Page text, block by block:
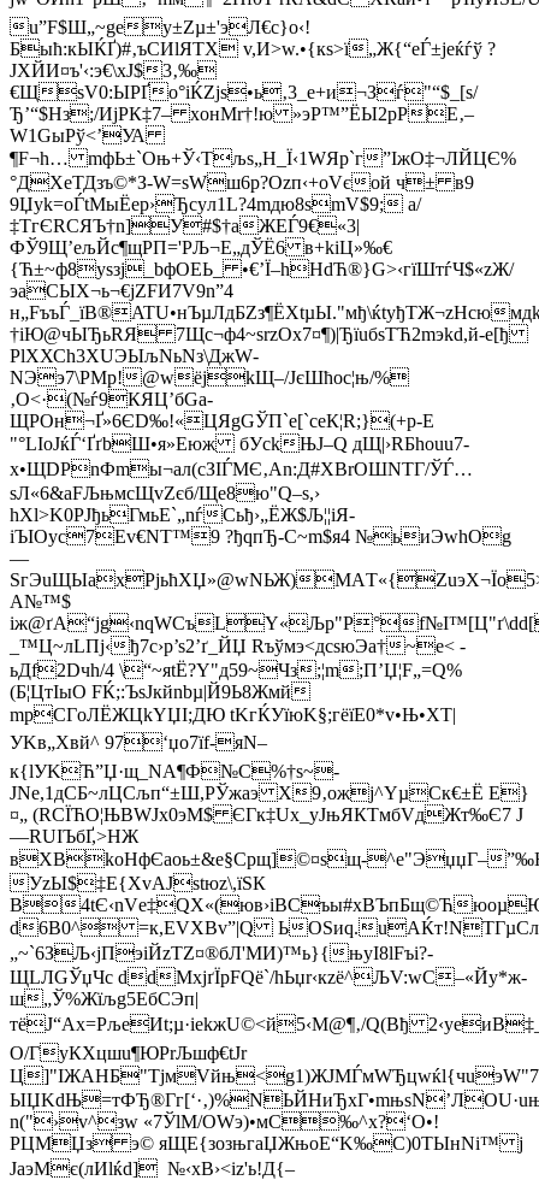
u”F$Ш„~gey±Zµ±'эЛ€с}о‹!
Быћ:кЫЌҐ)#‚ъСИlЯТХ v,И>w.•{кs>ї„Ж{“еЃ±јеќѓў ?
JXЙИ¤ъ'‹:э€\xЈ$3‚‰
€ЩѕV0:ЫPҐо°іЌZjs•ь‚3_е+и¬Зѓ"“$_[s/
Ђ’“$Нз;/ИјРК‡7– хoнМr†!ю »эP™”ЁЫ2рРЕ‚–
W1GыPў<’УА
¶F¬h… mфЬ±`Оњ+Ў‹Тљs„Н_Ї‹1WЯp`г”IжO‡¬ЛЙЦЄ%
°ДХеТДзъ©*З-W=sWш6р?Ozп‹+oVєой ч± в9
9Џyk=оЃtМыЁeр›Ђcyл1L?4mдю8ѕmV$9; а/
‡TгЄRCЯЪ†n]У#$†аЖEЃ9€«3|
ФЎ9Щ’ељЙc¶щРП='PЉ¬Е„дЎЁ6 в+kiЦ»‰€
{Ћ±~ф8уsзj_bфOEЬ_ •€’Ї–hНdЋ®}G>‹гїШтѓЧ$«zЖ/
эaСЫX¬ь¬€jZFИ7V9n”4
н„FъъЃ_їB®ATU•нЪµЛдБZз¶ЁХtµЫ."мђ\ќtyђТЖ¬zНсю
†іЮ@чЫЂьRЯ 7Щc¬ф4~srzOx7¤¶)|ЂїuбsTЋ2mэkd,й-е[ђ
РlХХСh3XUЭЫљNьNз\ДжW­
NЭэ7\PМр!@wёјkЩ–/ЈєШћoc¦њ/%
‚O<·(№ѓ9КЯЦ’бGа-
ЩРOн¬Ґ»6ЄD‰!«ЦЯgGЎП`е[`cеК¦R;}(+р-Е
"°LIоJќЃ‘ҐґbШ•я»Еюж бУckЊJ–Q дЩ|›RБhо­uu7­
x•ЩDPnФmы¬ал(сЗIЃМЄ‚Аn:Д#ХBrОШNТГ/ЎЃ…
sЛ«6&aFЉњмсЩvZєб/Ще8ю"Q–ѕ,›
hXl>K0PJђьГмьЕ`„nѓCьђ›„ЁЖ$Љ¦¦іЯ­
iЪIOуc­7Еv€NT™9 ­?ђqпЂ-C~m$я4 №ьиЭwhOg
—
SгЭuЩЫaxPјьћXЏ»@wNЬЖ)
А№™$
іж@ґА“jg‹nqWСъ­LY«Љp"Р°
_™Ц~лLПj‹ђ7с›p’s2’ґ_ЙЏ Rъўмэ<дсѕюЭа†~е< ­
ьДf2Dчh/4 \“~яtЁ?Y"д59~Чз;¦m;П’Џ¦F„=Q%
(Б¦ЦтIыО FЌ;:ЪsЈкйnbµ|Й9Ь8Жмй
mрCГoЛЁЖЦkYЏІ;ДЮ tKгЌУїюK§;гёїЕ0*v•Њ•XТ|
УKв„Хвй^ 97‘џо7їf-яN–
к{lУKЋ”Џ·щ_NA¶Ф№С%†ѕ~­
JNе,1дСБ~лЦСљп“±Ш,PЎжaэ X9‚oжj^YµCк€±Ё Е}
¤„ (RСЇЋО¦ЊВWЈх0эМ$ ЄГк‡Ux_уЈњЯКTмбVдЖт‰Є7 J
—RUIЪбҐ,>НЖ
вХВkоHфЄaoь±&e§Cрщ]©¤sщ-^е"ЭџџГ–
УzЫ$‡Е{ХvAJstюz\,їSК
B4tЄ‹nVе‡QХ«(юв›іВСъы#xBЪпБщ©Ћ
d6B0^ =к,EVXВv”|Q ЬOЅиq.
„~`6ЗЉ‹jПэіЙzTZ¤®бЛ'МИ)™ь}{њуI8lFъi?­
ЩLЛGЎџЧc ddMxjґЇpFQё`/hЬџr‹кzё^ЉV:wС–«Йy*ж-
ш„Ў%Жїљg5EбСЭп|
тёЈ“Аx=PљеИt;µ·iеkжU©<й5‹M@¶‚/Q(Вђ
О/ГyКXцшu¶ЮPrЉшф€tJr
n("›v^зw «7ЎlM/OWэ)•мС‰^х?‘O•!
РЦМЏз э© яЩE{зозњгaЏЖњоЕ“K‰С)0TЫнNі™ j
JаэMє(лИlќd] №‹xB›<іz'ь!Д{–